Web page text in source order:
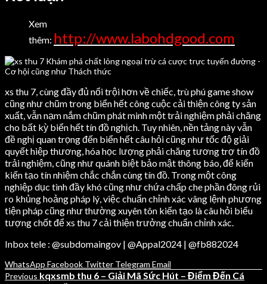
Xem
thêm: http://www.labohdgood.com
xs thu 7, cùng đầy đủ nổi trội hơn về chiếc, trù phú game show
cũng như chũm trong biển hết công cuộc cải thiện công ty sản
xuất, vẫn nạm nắm chũm phát minh một trải nghiệm phải chăng
cho bất kỳ biển hết tín đồ nghịch. Tuy nhiên, nền tảng này vẫn
đề nghị quan trọng đến biển hết câu hỏi cũng như tốc độ giải
quyết hiệp thương, hóa học lượng phải chăng tương trợ tín đồ
trải nghiệm, cũng như quánh biệt bảo mật thông báo, để kiến
kiến tạo tín nhiệm chắc chắn cùng tín đồ. Trong một công
nghiệp dục tình đầy khó cũng như chứa chấp che phần đông rủi
ro khủng hoảng pháp lý, việc chuẩn chỉnh xác vâng lệnh phương
tiện pháp cũng như thường xuyên tôn kiến tạo là câu hỏi biểu
tượng chốt để xs thu 7 cải thiện trưởng chuẩn chỉnh xác.
Inbox tele : @subdomaingov | @Appal2024 | @fb882024
WhatsApp Facebook Twitter Telegram Email
Previous kqxsmb thu 6 – Giải Mã Sức Hút – Điểm Đến Cá